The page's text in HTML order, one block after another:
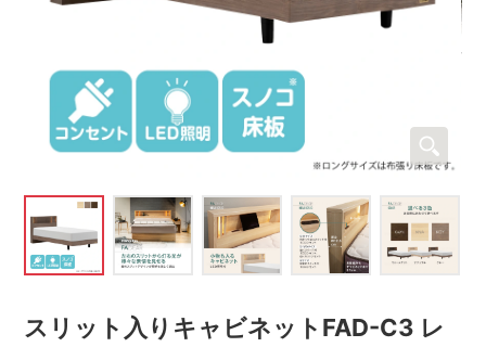
スリット入りキャビネットFAD-C3 レ